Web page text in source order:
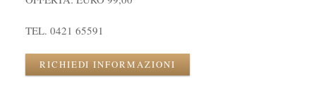
TEL. 0421 65591
RICHIEDI INFORMAZIONI